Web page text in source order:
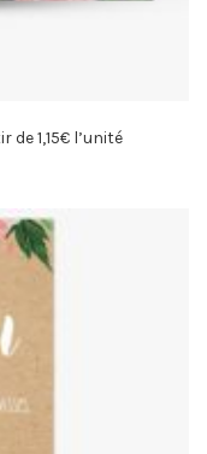
1,15€ l’unité